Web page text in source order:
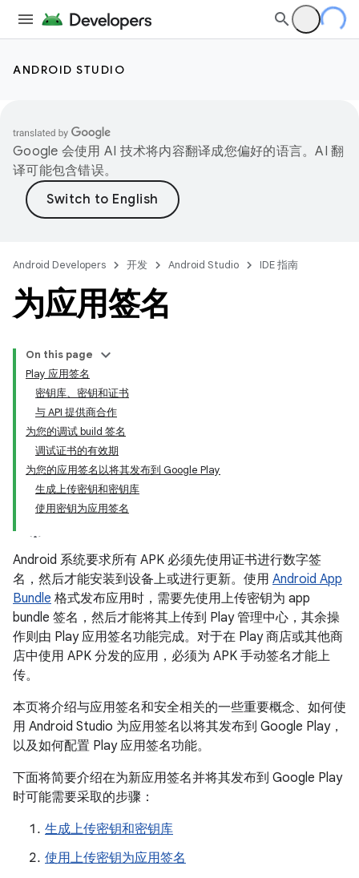
ANDROID STUDIO
Google 会使用 AI 技术将内容翻译成您偏好的语言。AI 翻
译可能包含错误。
Android Developers 开发 Android Studio IDE 指南
为应用签名
On this page
Play 应用签名
密钥库、密钥和证书
与 API 提供商合作
为您的调试 build 签名
调试证书的有效期
为您的应用签名以将其发布到 Google Play
生成上传密钥和密钥库
使用密钥为应用签名
Android 系统要求所有 APK 必须先使用证书进行数字签
名，然后才能安装到设备上或进行更新。使用 Android App
Bundle 格式发布应用时，需要先使用上传密钥为 app
bundle 签名，然后才能将其上传到 Play 管理中心，其余操
作则由 Play 应用签名功能完成。对于在 Play 商店或其他商
店中使用 APK 分发的应用，必须为 APK 手动签名才能上
传。
本页将介绍与应用签名和安全相关的一些重要概念、如何使
用 Android Studio 为应用签名以将其发布到 Google Play，
以及如何配置 Play 应用签名功能。
下面将简要介绍在为新应用签名并将其发布到 Google Play
时可能需要采取的步骤：
生成上传密钥和密钥库
使用上传密钥为应用签名